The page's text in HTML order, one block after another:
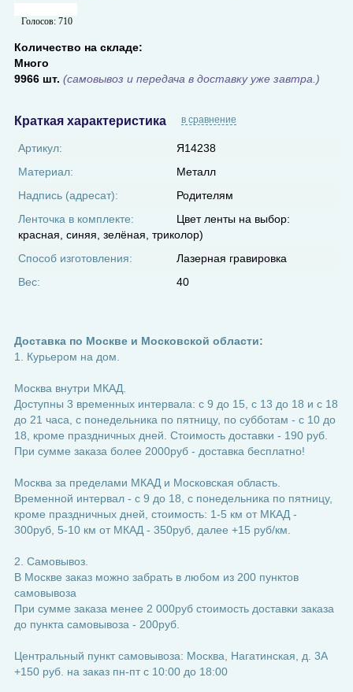
Голосов: 710
Количество на складе:
Много
9966 шт. (самовывоз и передача в доставку уже завтра.)
Краткая характеристика в сравнение
Артикул:
Я14238
Материал:
Металл
Надпись (адресат):
Родителям
Ленточка в комплекте:
Цвет ленты на выбор:
красная, синяя, зелёная, триколор)
Способ изготовления:
Лазерная гравировка
Вес:
40
Доставка по Москве и Московской области:
1. Курьером на дом.
Москва внутри МКАД.
Доступны 3 временных интервала: с 9 до 15, с 13 до 18 и с 18
до 21 часа, с понедельника по пятницу, по субботам - с 10 до
18, кроме праздничных дней. Стоимость доставки - 190 руб.
При сумме заказа более 2000руб - доставка бесплатно!
Москва за пределами МКАД и Московская область.
Временной интервал - с 9 до 18, с понедельника по пятницу,
кроме праздничных дней, стоимость: 1-5 км от МКАД -
300руб, 5-10 км от МКАД - 350руб, далее +15 руб/км.
2. Самовывоз.
В Москве заказ можно забрать в любом из 200 пунктов
самовывоза
При сумме заказа менее 2 000руб стоимость доставки заказа
до пункта самовывоза - 200руб.
Центральный пункт самовывоза: Москва, Нагатинская, д. 3А
+150 руб. на заказ пн-пт с 10:00 до 18:00